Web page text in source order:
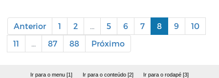
Anterior 1 2 5 6 7 8 9
10
11
87 88 Próximo
Ir para o menu [1] Ir para o conteúdo [2] Ir para o rodapé [3]